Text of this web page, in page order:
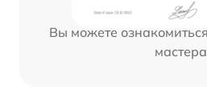
Вы можете
мастера